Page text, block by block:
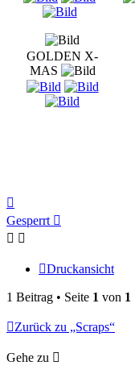
GOLDEN X-
MAS
oben
Gesperrt
Druckansicht
1 Beitrag • Seite 1 von 1
Zurück zu „Scraps“
Gehe zu